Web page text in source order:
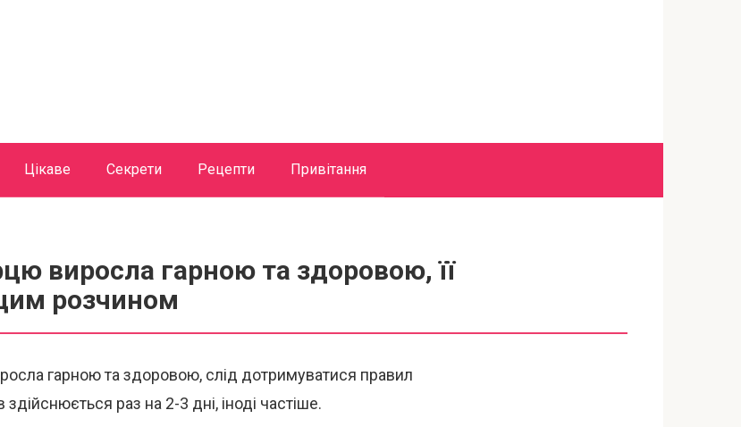
Цікаве Секрети Рецепти Привітання
виросла гарною та здоровою, її
розчином
гарною та здоровою, слід дотримуватися правил
раз на 2-3 дні, іноді частіше.